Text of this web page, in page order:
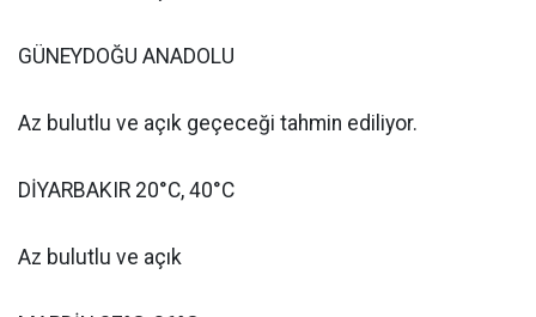
GÜNEYDOĞU ANADOLU
Az bulutlu ve açık geçeceği tahmin ediliyor.
DİYARBAKIR 20°C, 40°C
Az bulutlu ve açık